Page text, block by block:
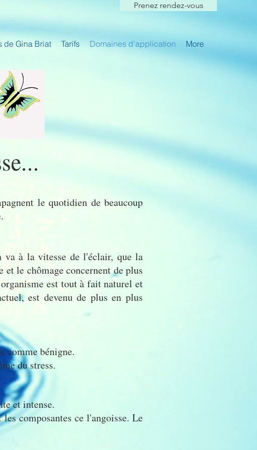
Prenez rendez-vous
de Gina Briat Tarifs Domaines d'application More
lequotidien de beaucoup
à la vitesse de l'éclair, que la
le chômage concernent de plus
est tout à fait naturel et
est devenu de plus en plus
comme bénigne.
du stress.
et intense.
composantes ce l'angoisse. Le